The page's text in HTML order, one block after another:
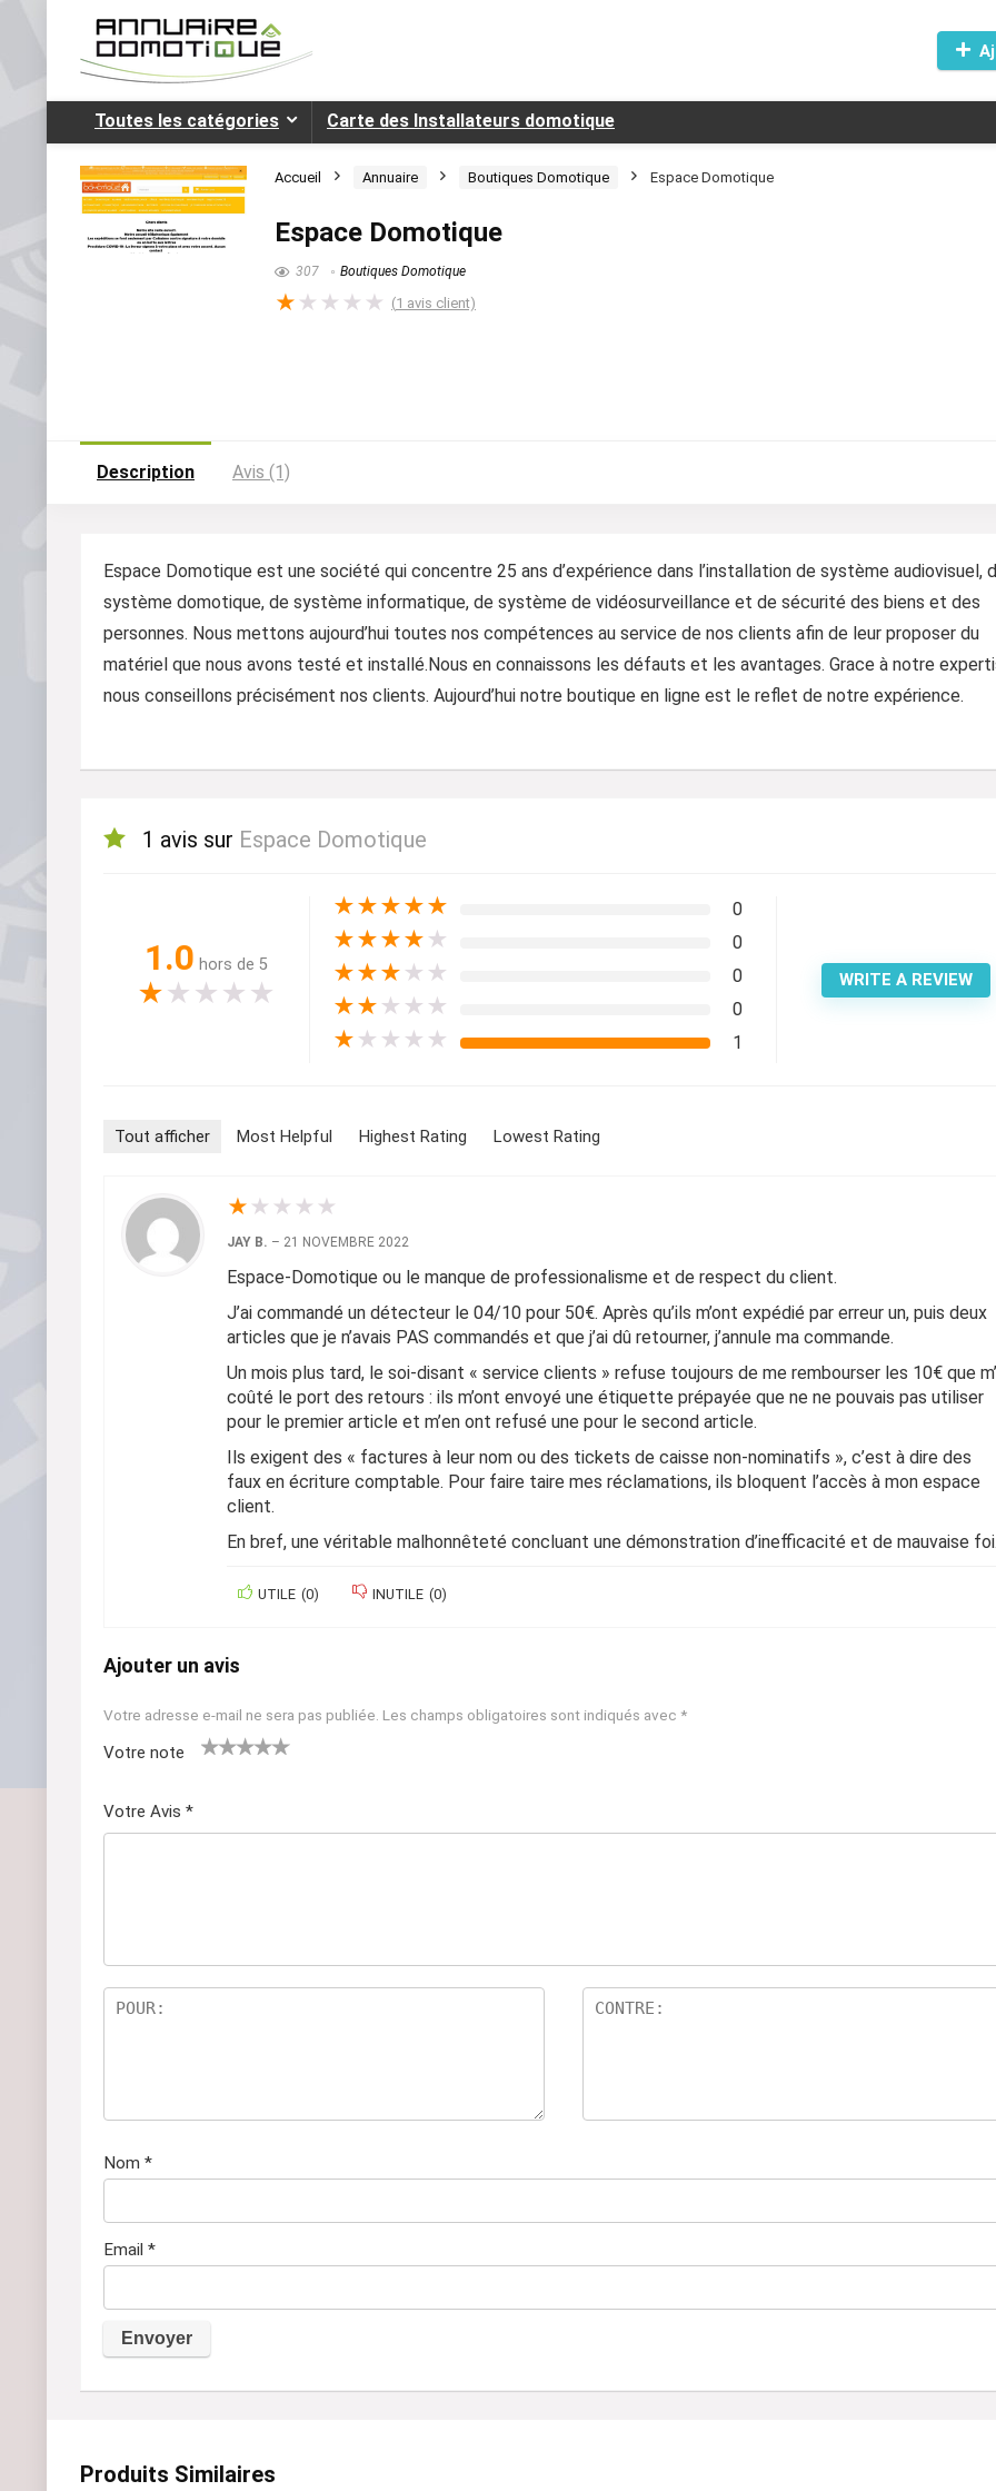
Toutes les catégories Carte des Installateurs domotique
Accueil Annuaire Boutiques Domotique Espace Domotique
Espace Domotique
307 Boutiques Domotique
★ ★ ★ ★ ★ (1 avis client)
Description Avis (1)
Espace Domotique est une société qui concentre 25 ans d’expérience dans l’installation de système audiovisuel,
système domotique, de système informatique, de système de vidéosurveillance et de sécurité des biens et des
personnes. Nous mettons aujourd’hui toutes nos compétences au service de nos clients afin de leur proposer du
matériel que nous avons testé et installé.Nous en connaissons les défauts et les avantages. Grace à notre
nous conseillons précisément nos clients. Aujourd’hui notre boutique en ligne est le reflet de notre expérience.
1 avis sur Espace Domotique
1.0 hors de 5
★★ ★ ★ ★
★★★★★ 0
★★★★ ★ 0
★★★ ★ ★ 0
★★ ★ ★ ★ 0
★ ★ ★ ★ ★ 1
WRITE A REVIEW
Tout afficher Most Helpful Highest Rating Lowest Rating
★ ★ ★ ★ ★
JAY B. – 21 NOVEMBRE 2022
Espace-Domotique ou le manque de professionalisme et de respect du client.
J’ai commandé un détecteur le 04/10 pour 50€. Après qu’ils m’ont expédié par erreur un, puis deux
articles que je n’avais PAS commandés et que j’ai dû retourner, j’annule ma commande.
Un mois plus tard, le soi-disant « service clients » refuse toujours de me rembourser les 10€ que
coûté le port des retours : ils m’ont envoyé une étiquette prépayée que ne ne pouvais pas utiliser
pour le premier article et m’en ont refusé une pour le second article.
Ils exigent des « factures à leur nom ou des tickets de caisse non-nominatifs », c’est à dire des
faux en écriture comptable. Pour faire taire mes réclamations, ils bloquent l’accès à mon espace
client.
En bref, une véritable malhonnêteté concluant une démonstration d’inefficacité et de mauvaise
UTILE (0) INUTILE (0)
Ajouter un avis
Votre adresse e-mail ne sera pas publiée. Les champs obligatoires sont indiqués avec *
Votre note
oil
s
5
Votre Avis *
Nom *
Email *
e
Produits Similaires